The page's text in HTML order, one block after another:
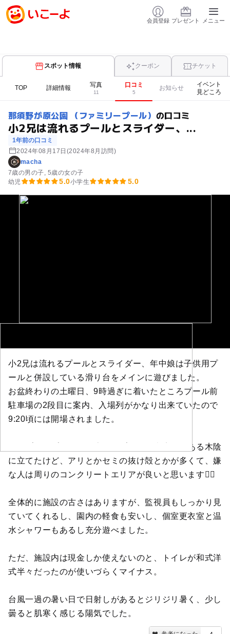
会員登録 プレゼント メニュー
スポット情報 クーポン チケット
TOP 詳細情報 写真
11
口コミ
5
お知らせ
イベント
見どころ
那須野が原公園 （ファミリープール） の口コミ
小2兄は流れるプールとスライダー、...
1年前の口コミ
2024年08月17日 (2024年8月訪問)
macha
7歳の男の子 5歳の女の子
幼児
5.0小学生 5.0
小2兄は流れるプールとスライダー、年中娘は子供用プ
ールと併設している滑り台をメインに遊びました。
お盆終わりの土曜日、9時過ぎに着いたところプール前
駐車場の2段目に案内、入場列がかなり出来ていたので
9:20頃には開場されました。
ポップアップテントは流れるプールと売店間にある木陰
に立てたけど、アリとかセミの抜け殻とかが多くて、嫌
な人は周りのコンクリートエリアが良いと思います😵‍💫
全体的に施設の古さはありますが、監視員もしっかり見
ていてくれるし、園内の軽食も安いし、個室更衣室と温
水シャワーもあるし充分遊べました。
ただ、施設内は現金しか使えないのと、トイレが和式洋
式半々だったのが使いづらくマイナス。
台風一過の暑い日で日射しがあるとジリジリ暑く、少し
曇ると肌寒く感じる陽気でした。